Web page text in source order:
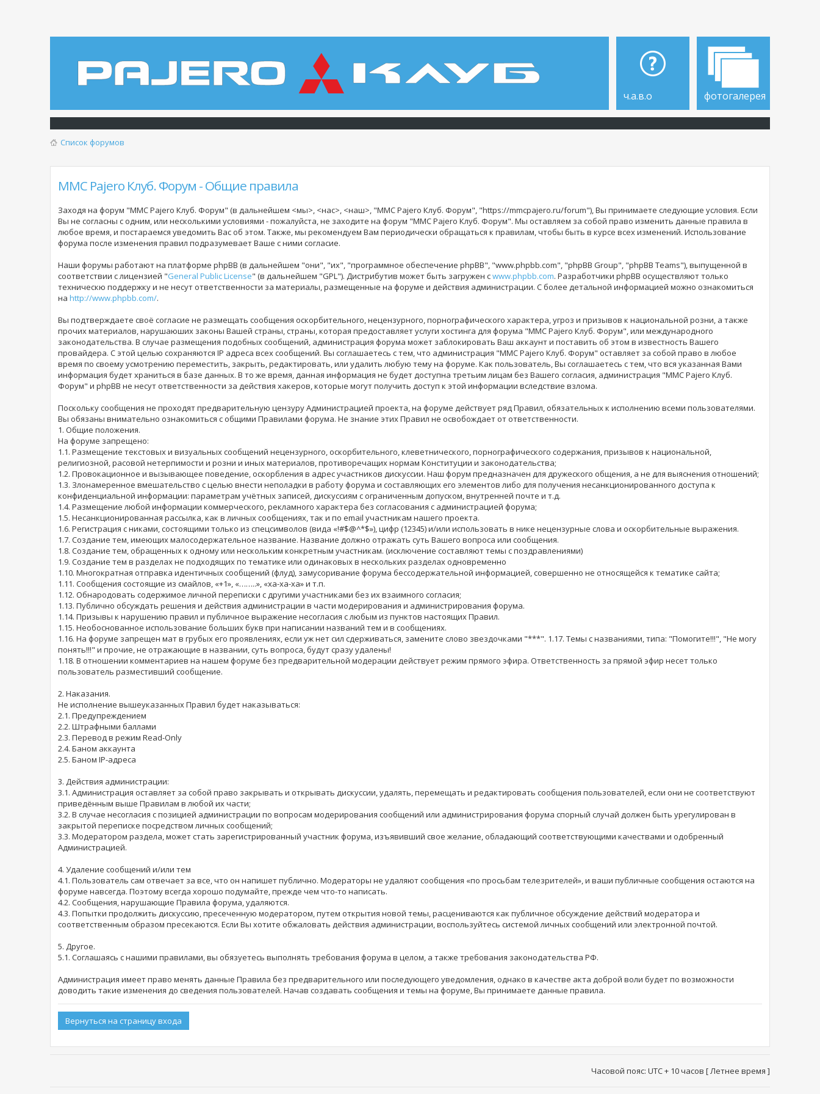
ч.а.в.о фотогалерея
Список форумов
MMC Pajero Клуб. Форум - Общие правила
Заходя на форум "MMC Pajero Клуб. Форум" (в дальнейшем <мы>, <нас>, <наш>, "MMC Pajero Клуб. Форум", "https://mmcpajero.ru/forum"), Вы принимаете следующие условия. Если
Вы не согласны с одним, или несколькими условиями - пожалуйста, не заходите на форум "MMC Pajero Клуб. Форум". Мы оставляем за собой право изменить данные правила в
любое время, и постараемся уведомить Вас об этом. Также, мы рекомендуем Вам периодически обращаться к правилам, чтобы быть в курсе всех изменений. Использование
форума после изменения правил подразумевает Ваше с ними согласие.
Наши форумы работают на платформе phpBB (в дальнейшем "они", "их", "программное обеспечение phpBB", "www.phpbb.com", "phpBB Group", "phpBB Teams"), выпущенной в
соответствии с лицензией "General Public License" (в дальнейшем "GPL"). Дистрибутив может быть загружен сwww.phpbb.com. Разработчики phpBB осуществляют только
техническю поддержку и не несут ответственности за материалы, размещенные на форуме и действия администрации. С более детальной информацией можно ознакомиться
на http://www.phpbb.com/.
Вы подтверждаете своё согласие не размещать сообщения оскорбительного, нецензурного, порнографического характера, угроз и призывов к национальной розни, а также
прочих материалов, нарушаюших законы Вашей страны, страны, которая предоставляет услуги хостинга для форума "MMC Pajero Клуб. Форум", или международного
законодательства. В случае размещения подобных сообщений, администрация форума может заблокировать Ваш аккаунт и поставить об этом в известность Вашего
провайдера. С этой целью сохраняются IP адреса всех сообщений. Вы соглашаетесь с тем, что администрация "MMC Pajero Клуб. Форум" оставляет за собой право в любое
время по своему усмотрению переместить, закрыть, редактировать, или удалить любую тему на форуме. Как пользователь, Вы соглашаетесь с тем, что вся указанная Вами
информация будет храниться в базе данных. В то же время, данная информация не будет доступна третьим лицам без Вашего согласия, администрация "MMC Pajero Клуб.
Форум" и phpBB не несут ответственности за действия хакеров, которые могут получить доступ к этой информации вследствие взлома.
Поскольку сообщения не проходят предварительную цензуру Администрацией проекта, на форуме действует ряд Правил, обязательных к исполнению всеми пользователями.
Вы обязаны внимательно ознакомиться с общими Правилами форума. Не знание этих Правил не освобождает от ответственности.
1. Общие положения.
На форуме запрещено:
1.1. Размещение текстовых и визуальных сообщений нецензурного, оскорбительного, клеветнического, порнографического содержания, призывов к национальной,
религиозной, расовой нетерпимости и розни и иных материалов, противоречащих нормам Конституции и законодательства;
1.2. Провокационное и вызывающее поведение, оскорбления в адрес участников дискуссии. Наш форум предназначен для дружеского общения, а не для выяснения отношений;
1.3. Злонамеренное вмешательство с целью внести неполадки в работу форума и составляющих его элементов либо для получения несанкционированного доступа к
конфиденциальной информации: параметрам учётных записей, дискуссиям с ограниченным допуском, внутренней почте и т.д.
1.4. Размещение любой информации коммерческого, рекламного характера без согласования с администрацией форума;
1.5. Несанкционированная рассылка, как в личных сообщениях, так и по email участникам нашего проекта.
1.6. Регистрация с никами, состоящими только из спецсимволов (вида «!#$@^*$»), цифр (12345) и/или использовать в нике нецензурные слова и оскорбительные выражения.
1.7. Создание тем, имеющих малосодержательное название. Название должно отражать суть Вашего вопроса или сообщения.
1.8. Создание тем, обращенных к одному или нескольким конкретным участникам. (исключение составляют темы с поздравлениями)
1.9. Создание тем в разделах не подходящих по тематике или одинаковых в нескольких разделах одновременно
1.10. Многократная отправка идентичных сообщений (флуд), замусоривание форума бессодержательной информацией, совершенно не относящейся к тематике сайта;
1.11. Сообщения состоящие из смайлов, «+1», «……..», «ха-ха-ха» и т.п.
1.12. Обнародовать содержимое личной переписки с другими участниками без их взаимного согласия;
1.13. Публично обсуждать решения и действия администрации в части модерирования и администрирования форума.
1.14. Призывы к нарушению правил и публичное выражение несогласия с любым из пунктов настоящих Правил.
1.15. Необоснованное использование больших букв при написании названий тем и в сообщениях.
1.16. На форуме запрещен мат в грубых его проявлениях, если уж нет сил сдерживаться, замените слово звездочками "***". 1.17. Темы с названиями, типа: "Помогите!!!", "Не могу
понять!!!" и прочие, не отражающие в названии, суть вопроса, будут сразу удалены!
1.18. В отношении комментариев на нашем форуме без предварительной модерации действует режим прямого эфира. Ответственность за прямой эфир несет только
пользователь разместивший сообщение.
2. Наказания.
Не исполнение вышеуказанных Правил будет наказываться:
2.1. Предупреждением
2.2. Штрафными баллами
2.3. Перевод в режим Read-Only
2.4. Баном аккаунта
2.5. Баном IP-адреса
3. Действия администрации:
3.1. Администрация оставляет за собой право закрывать и открывать дискуссии, удалять, перемещать и редактировать сообщения пользователей, если они не соответствуют
приведённым выше Правилам в любой их части;
3.2. В случае несогласия с позицией администрации по вопросам модерирования сообщений или администрирования форума спорный случай должен быть урегулирован в
закрытой переписке посредством личных сообщений;
3.3. Модератором раздела, может стать зарегистрированный участник форума, изъявивший свое желание, обладающий соответствующими качествами и одобренный
Администрацией.
4. Удаление сообщений и/или тем
4.1. Пользователь сам отвечает за все, что он напишет публично. Модераторы не удаляют сообщения «по просьбам телезрителей», и ваши публичные сообщения остаются на
форуме навсегда. Поэтому всегда хорошо подумайте, прежде чем что-то написать.
4.2. Сообщения, нарушающие Правила форума, удаляются.
4.3. Попытки продолжить дискуссию, пресеченную модератором, путем открытия новой темы, расцениваются как публичное обсуждение действий модератора и
соответственным образом пресекаются. Если Вы хотите обжаловать действия администрации, воспользуйтесь системой личных сообщений или электронной почтой.
5. Другое.
5.1. Соглашаясь с нашими правилами, вы обязуетесь выполнять требования форума в целом, а также требования законодательства РФ.
Администрация имеет право менять данные Правила без предварительного или последующего уведомления, однако в качестве акта доброй воли будет по возможности
доводить такие изменения до сведения пользователей. Начав создавать сообщения и темы на форуме, Вы принимаете данные правила.
Вернуться на страницу входа
Часовой пояс: UTC + 10 часов [ Летнее время ]